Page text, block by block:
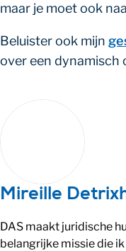
maar je moet ook
Beluister ook mijn
over een dynamisch
Mireille
DAS maakt juridische
belangrijke missie die